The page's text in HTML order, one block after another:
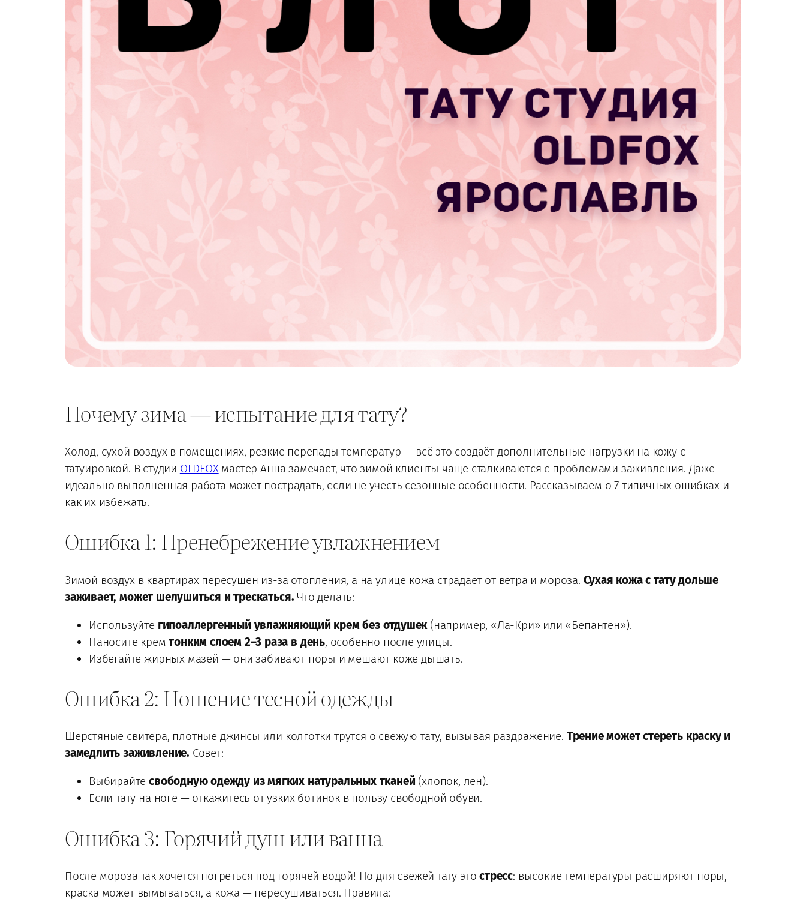
Почему зима — испытание для тату?
Холод, сухой воздух в помещениях, резкие перепады температур — всё это создаёт дополнительные нагрузки на кожу с
татуировкой. В студии OLDFOXмастер Анна замечает, что зимой клиенты чаще сталкиваются с проблемами заживления. Даже
идеально выполненная работа может пострадать, если не учесть сезонные особенности. Рассказываем о 7 типичных ошибках и
как их избежать.
Ошибка 1: Пренебрежение увлажнением
Зимой воздух в квартирах пересушен из-за отопления, а на улице кожа страдает от ветра и мороза. Сухая кожа с тату дольше
заживает, может шелушиться и трескаться. Что делать:
Используйте гипоаллергенный увлажняющий крем без отдушек(например, «Ла-Кри» или «Бепантен»).
Наносите кремтонким слоем 2–3 раза в день, особенно после улицы.
Избегайте жирных мазей — они забивают поры и мешают коже дышать.
Ошибка 2: Ношение тесной одежды
Шерстяные свитера, плотные джинсы или колготки трутся о свежую тату, вызывая раздражение. Трение может стереть краску и
замедлить заживление. Совет:
Выбирайтесвободную одежду из мягких натуральных тканей (хлопок, лён).
Если тату на ноге — откажитесь от узких ботинок в пользу свободной обуви.
Ошибка 3: Горячий душ или ванна
После мороза так хочется погреться под горячей водой! Но для свежей тату этостресс: высокие температуры расширяют поры,
краска может вымываться, а кожа — пересушиваться. Правила: